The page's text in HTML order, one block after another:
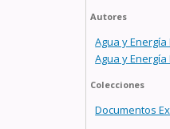
Autores
Agua y Energía
Agua y Energía
Colecciones
Documentos